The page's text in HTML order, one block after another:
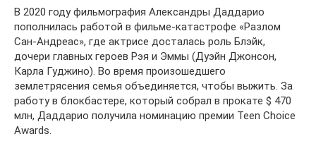
В 2020 году фильмография Александры Даддарио
пополнилась работой в фильме-катастрофе «Разлом
Сан-Андреас», где актрисе досталась роль Блэйк,
дочери главных героев Рэя и Эммы (Дуэйн Джонсон,
Карла Гуджино). Во время произошедшего
землетрясения семья объединяется, чтобы выжить. За
работу в блокбастере, который собрал в прокате $ 470
млн, Даддарио получила номинацию премии Teen Choice
Awards.